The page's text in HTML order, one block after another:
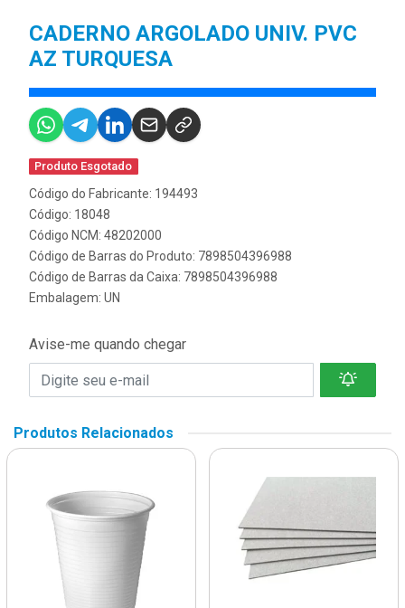
CADERNO ARGOLADO UNIV. PVC
AZ TURQUESA
Produto Esgotado
Código do Fabricante: 194493
Código: 18048
Código NCM: 48202000
Código de Barras do Produto: 7898504396988
Código de Barras da Caixa: 7898504396988
Embalagem: UN
Avise-me quando chegar
Produtos Relacionados